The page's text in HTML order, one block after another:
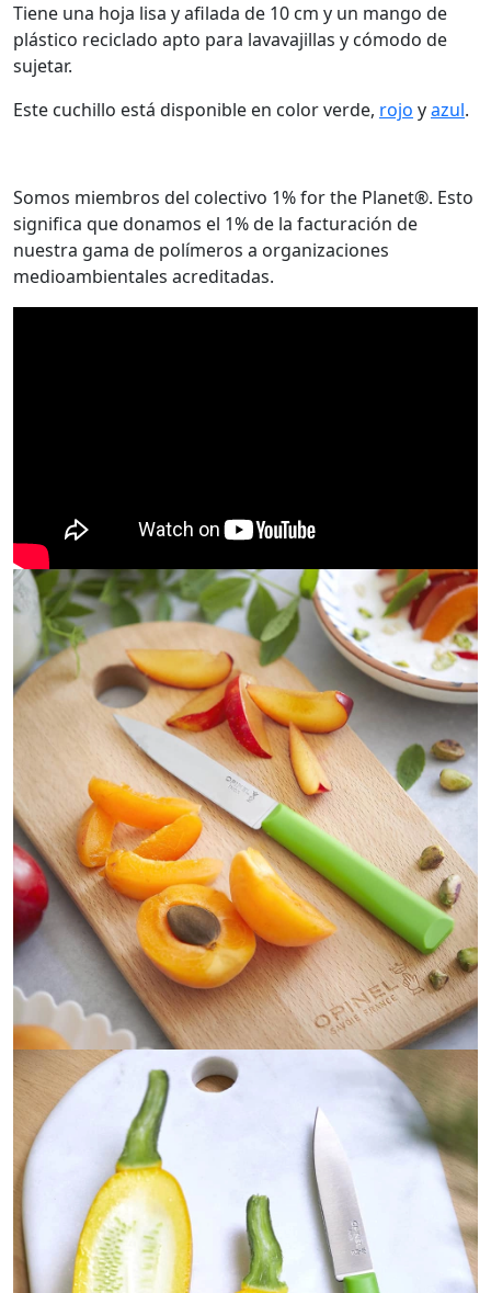
Tiene una hoja lisa y afilada de 10 cm y un mango de
plástico reciclado apto para lavavajillas y cómodo de
sujetar.
Este cuchillo está disponible en color verde, rojo yazul.
Somos miembros del colectivo 1% for the Planet®. Esto
significa que donamos el 1% de la facturación de
nuestra gama de polímeros a organizaciones
medioambientales acreditadas.